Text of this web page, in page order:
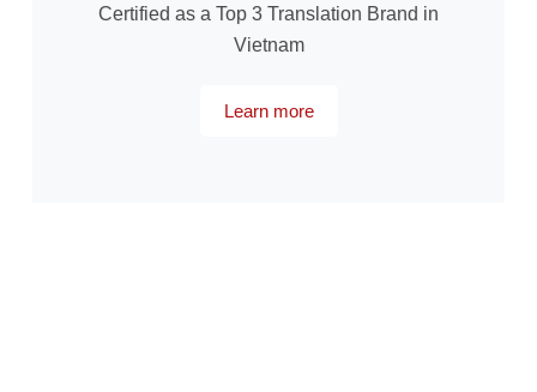
Certified as a Top 3 Translation Brand in
Vietnam
Learn more